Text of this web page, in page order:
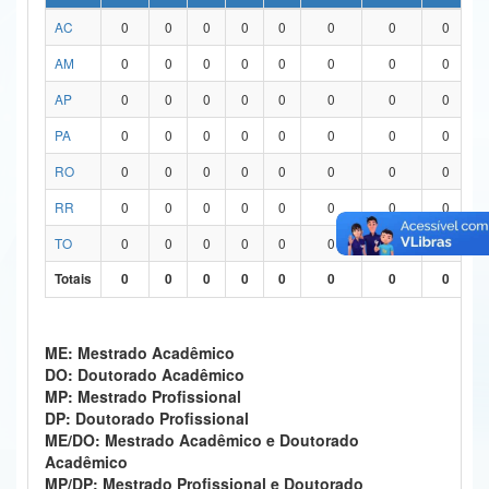
Ministério da Ciência, Tecnologia, Inovações e Comunicações
Ministério do Meio Ambiente
Ministério do Turismo
Ministério do Desenvolvimento Regional
Controladoria-Geral da União
Ministério da Mulher, da Família e dos Direitos Humanos
Secretaria-Geral
Gabinete de Segurança Institucional
Advocacia-Geral da União
Banco Central do Brasil
AC
0 0 0 0 0 0 0 0
AM
0 0 0 0 0 0 0 0
AP
0 0 0 0 0 0 0 0
PA
0 0 0 0 0 0 0 0
RO
0 0 0 0 0 0 0 0
RR
0 0 0 0 0 0 0 0
TO
0 0 0 0 0 0 0 0
Totais
0 0 0 0 0 0 0 0
ME: Mestrado Acadêmico
DO: Doutorado Acadêmico
MP: Mestrado Profissional
DP: Doutorado Profissional
ME/DO: Mestrado Acadêmico e Doutorado
Acadêmico
MP/DP: Mestrado Profissional e Doutorado